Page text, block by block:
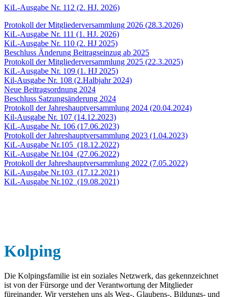
KiL-Ausgabe Nr. 112 (2. HJ. 2026)
Protokoll der Mitgliederversammlung 2026 (28.3.2026)
KiL-Ausgabe Nr. 111 (1. HJ. 2026)​​​​​
KiL-Ausgabe Nr. 110 (2. HJ 2025)
Beschluss Änderung Beitragseinzug ab 2025
Protokoll der Mitgliederversammlung 2025 (22.3.2025)
KiL-Ausgabe Nr. 109 (1. HJ 2025)
Kil-Ausgabe Nr. 108 (2.Halbjahr 2024)
Neue Beitragsordnung 2024
Beschluss Satzungsänderung 2024
Protokoll der Jahreshauptversammlung 2024 (20.04.2024)
Kil-Ausgabe Nr. 107 (14.12.2023)
KiL-Ausgabe Nr. 106 (17.06.2023)
Protokoll der Jahreshauptversammlung 2023 (1.04.2023)
KiL-Ausgabe Nr.105 (18.12.2022)
KiL-Ausgabe Nr.104 (27.06.2022)
Protokoll der Jahreshauptversammlung 2022 (7.05.2022)
KiL-Ausgabe Nr.103 (17.12.2021)
KiL-Ausgabe Nr.102 (19.08.2021)
Kolping
Die Kolpingsfamilie ist ein soziales Netzwerk, das gekennzeichnet
ist von der Fürsorge und der Verantwortung der Mitglieder
füreinander. Wir verstehen uns als Weg-, Glaubens-, Bildungs- und